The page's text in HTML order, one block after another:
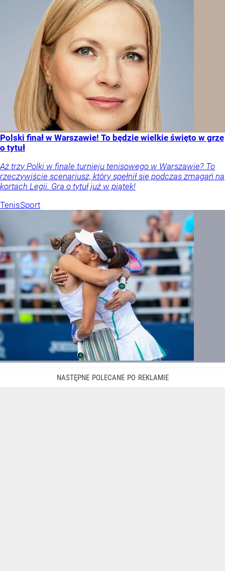
Polski finał w Warszawie! To będzie wielkie święto w grze
o tytuł
Aż trzy Polki w finale turnieju tenisowego w Warszawie? To
rzeczywiście scenariusz, który spełnił się podczas zmagań na
kortach Legii. Gra o tytuł już w piątek!
TenisSport